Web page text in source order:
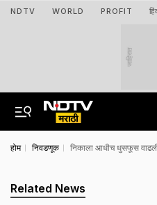
NDTV WORLD PROFIT
जाहिरात
होम निवडणूक निकाला आधीच धुसफूस
Related News